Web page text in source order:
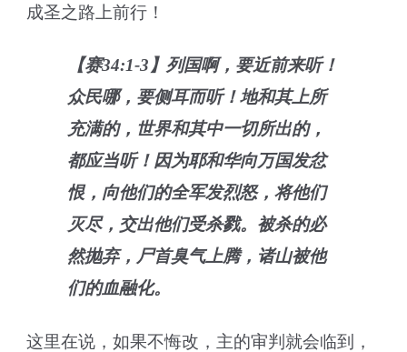
成圣之路上前行！
【赛34:1-3】列国啊，要近前来听！
众民哪，要侧耳而听！地和其上所
充满的，世界和其中一切所出的，
都应当听！因为耶和华向万国发忿
恨，向他们的全军发烈怒，将他们
灭尽，交出他们受杀戮。被杀的必
然抛弃，尸首臭气上腾，诸山被他
们的血融化。
这里在说，如果不悔改，主的审判就会临到，